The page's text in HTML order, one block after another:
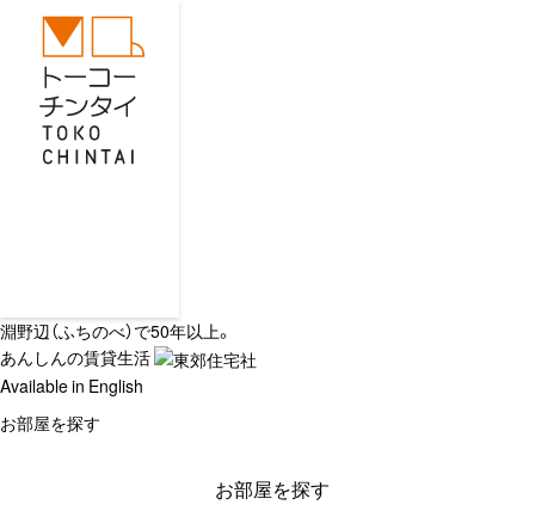
淵野辺（ふちのべ）で50年以上。
あんしんの賃貸生活
Available in English
お部屋を探す
お部屋を探す